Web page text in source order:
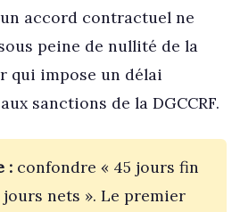
accord contractuel ne
peine de nullité de la
qui impose un délai
sanctions de la DGCCRF.
:confondre « 45 jours fin
jours nets ». Le premier